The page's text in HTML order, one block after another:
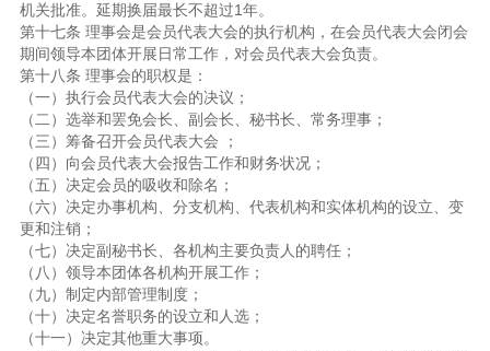
机关批准。延期换届最长不超过1年。
第十七条 理事会是会员代表大会的执行机构，在会员代表大会闭会
期间领导本团体开展日常工作，对会员代表大会负责。
第十八条 理事会的职权是：
（一）执行会员代表大会的决议；
（二）选举和罢免会长、副会长、秘书长、常务理事；
（三）筹备召开会员代表大会 ；
（四）向会员代表大会报告工作和财务状况；
（五）决定会员的吸收和除名；
（六）决定办事机构、分支机构、代表机构和实体机构的设立、变
更和注销；
（七）决定副秘书长、各机构主要负责人的聘任；
（八）领导本团体各机构开展工作；
（九）制定内部管理制度；
（十）决定名誉职务的设立和人选；
（十一）决定其他重大事项。